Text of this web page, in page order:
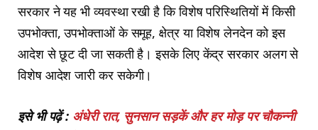
सरकार ने यह भी व्यवस्था रखी है कि विशेष परिस्थितियों में किसी
उपभोक्ता, उपभोक्ताओं के समूह, क्षेत्र या विशेष लेनदेन को इस
आदेश से छूट दी जा सकती है। इसके लिए केंद्र सरकार अलग से
विशेष आदेश जारी कर सकेगी।
इसे भी पढ़ें : अंधेरी रात, सुनसान सड़कें और हर मोड़ पर चौकन्नी